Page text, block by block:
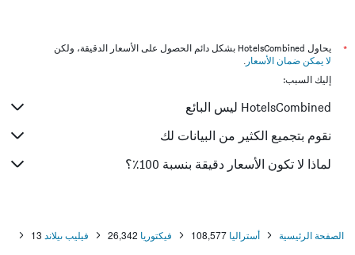
*
يحاول HotelsCombined بشكل دائم الحصول على الأسعار الدقيقة، ولكن
لا يمكن ضمان الأسعار .
إليك السبب:
HotelsCombined ليس البائع
نقوم بتجميع الكثير من البيانات لك
لماذا لا تكون الأسعار دقيقة بنسبة 100٪؟
الصفحة الرئيسية أستراليا 108,577 فيكتوريا 26,342 فيليب ىيلاند 13